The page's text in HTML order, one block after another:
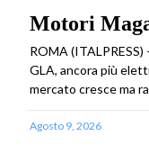
Motori
ROMA
GLA, ancora più
mercato cresce ma
Agosto 9, 2026